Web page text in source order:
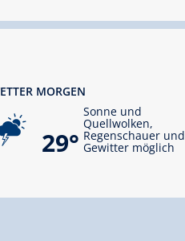
MORGEN
29°
Sonne und
Quellwolken,
Regenschauer und
Gewitter möglich